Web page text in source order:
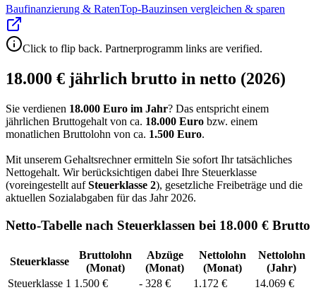
Baufinanzierung & RatenTop-Bauzinsen vergleichen & sparen
Click to flip back. Partnerprogramm links are verified.
18.000 € jährlich brutto in netto (2026)
Sie verdienen 18.000 Euro im Jahr? Das entspricht einem
jährlichen Bruttogehalt von ca. 18.000 Euro bzw. einem
monatlichen Bruttolohn von ca. 1.500 Euro.
Mit unserem Gehaltsrechner ermitteln Sie sofort Ihr tatsächliches
Nettogehalt. Wir berücksichtigen dabei Ihre Steuerklasse
(voreingestellt aufSteuerklasse 2), gesetzliche Freibeträge und die
aktuellen Sozialabgaben für das Jahr 2026.
Netto-Tabelle nach Steuerklassen bei 18.000 € Brutto
Steuerklasse
Bruttolohn
(Monat)
Abzüge
(Monat)
Nettolohn
(Monat)
Nettolohn
(Jahr)
Steuerklasse 1 1.500 € - 328 € 1.172 € 14.069 €